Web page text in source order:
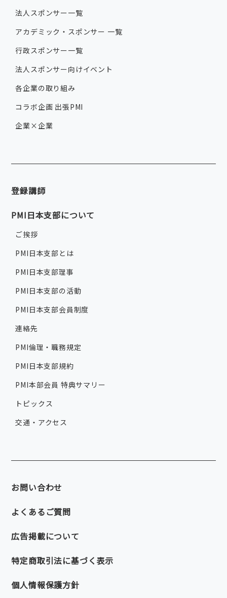
法人スポンサー一覧
アカデミック・スポンサー 一覧
行政スポンサー一覧
法人スポンサー向けイベント
各企業の取り組み
コラボ企画 出張PMI
企業×企業
登録講師
PMI日本支部について
ご挨拶
PMI日本支部とは
PMI日本支部理事
PMI日本支部の活動
PMI日本支部会員制度
連絡先
PMI倫理・職務規定
PMI日本支部規約
PMI本部会員 特典サマリー
トピックス
交通・アクセス
お問い合わせ
よくあるご質問
広告掲載について
特定商取引法に基づく表示
個人情報保護方針